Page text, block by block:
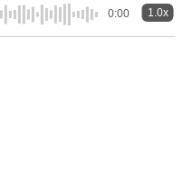
0:00 1.0x